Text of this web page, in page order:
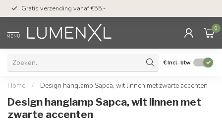
Gratis verzending vanaf €55,-
MENU
0
€Incl. btw
Home / Design hanglamp Sapca, wit linnen met zwarte accenten
Design hanglamp Sapca, wit linnen met
zwarte accenten